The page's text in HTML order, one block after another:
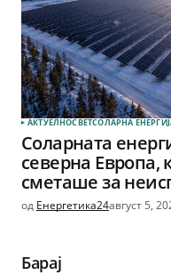
АКТУЕЛНОСВЕТСОЛАРНА
Соларната
северна Европа,
сметаше за
од Енергетика24август 5,
Барај